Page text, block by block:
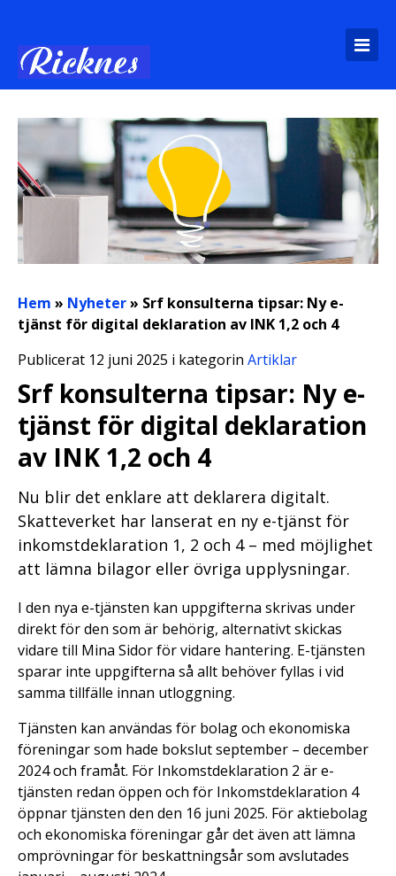
Hem » Nyheter» Srf konsulterna tipsar: Ny e-
tjänst för digital deklaration av INK 1,2 och 4
Publicerat 12 juni 2025 i kategorin Artiklar
Srf konsulterna tipsar: Ny e-
tjänst för digital deklaration
av INK 1,2 och 4
Nu blir det enklare att deklarera digitalt.
Skatteverket har lanserat en ny e-tjänst för
inkomstdeklaration 1, 2 och 4 – med möjlighet
att lämna bilagor eller övriga upplysningar.
I den nya e-tjänsten kan uppgifterna skrivas under
direkt för den som är behörig, alternativt skickas
vidare till Mina Sidor för vidare hantering. E-tjänsten
sparar inte uppgifterna så allt behöver fyllas i vid
samma tillfälle innan utloggning.
Tjänsten kan användas för bolag och ekonomiska
föreningar som hade bokslut september – december
2024 och framåt. För Inkomstdeklaration 2 är e-
tjänsten redan öppen och för Inkomstdeklaration 4
öppnar tjänsten den den 16 juni 2025. För aktiebolag
och ekonomiska föreningar går det även att lämna
omprövningar för beskattningsår som avslutades